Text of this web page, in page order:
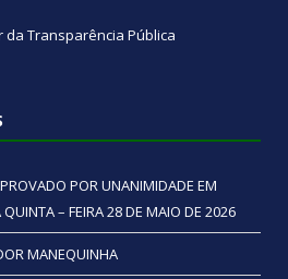
da Transparência Pública
POR UNANIMIDADE EM
– FEIRA 28 DE MAIO DE 2026
MANEQUINHA